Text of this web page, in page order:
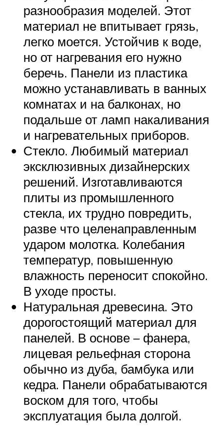
разнообразия моделей. Этот
материал не впитывает грязь,
легко моется. Устойчив к воде,
но от нагревания его нужно
беречь. Панели из пластика
можно устанавливать в ванных
комнатах и на балконах, но
подальше от ламп накаливания
и нагревательных приборов.
Стекло. Любимый материал
эксклюзивных дизайнерских
решений. Изготавливаются
плиты из промышленного
стекла, их трудно повредить,
разве что целенаправленным
ударом молотка. Колебания
температур, повышенную
влажность переносит спокойно.
В уходе просты.
Натуральная древесина. Это
дорогостоящий материал для
панелей. В основе – фанера,
лицевая рельефная сторона
обычно из дуба, бамбука или
кедра. Панели обрабатываются
воском для того, чтобы
эксплуатация была долгой.